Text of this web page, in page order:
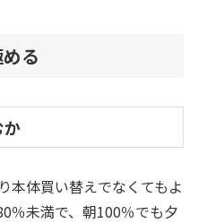
る
か
本体買い替えでなくてもよ
％未満で、朝100％でも夕